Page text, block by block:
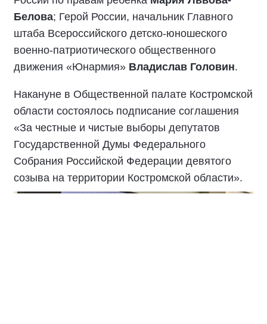
Белова; Герой России, начальник Главного
штаба Всероссийского детско-юношеского
военно-патриотического общественного
движения «Юнармия» Владислав Головин.
Накануне в Общественной палате Костромской
области состоялось подписание соглашения
«За честные и чистые выборы депутатов
Государственной Думы Федерального
Собрания Российской Федерации девятого
созыва на территории Костромской области».